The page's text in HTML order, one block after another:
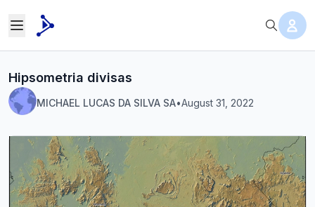
Hipsometria divisas
MICHAEL LUCAS DA SILVA SA•August 31, 2022